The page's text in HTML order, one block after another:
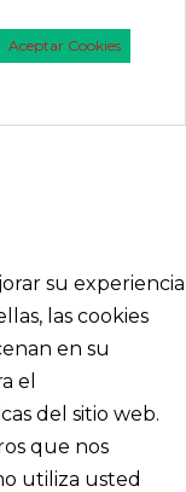
Aceptar Cookies
su experiencia
las cookies
en su
el
del sitio web.
que nos
utiliza usted